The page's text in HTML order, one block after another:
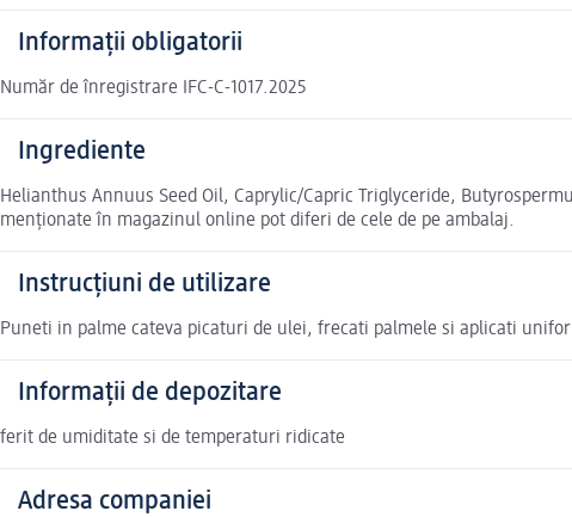
Informații obligatorii
Număr de înregistrare IFC-C-1017.2025
Ingrediente
Helianthus Annuus Seed Oil, Caprylic/Capric Triglyceride,
menționate în magazinul online pot diferi de cele de pe ambalaj.
Instrucțiuni de utilizare
Puneti in palme cateva picaturi de ulei, frecati palmele si aplicati
Informații de depozitare
ferit de umiditate si de temperaturi ridicate
Adresa companiei